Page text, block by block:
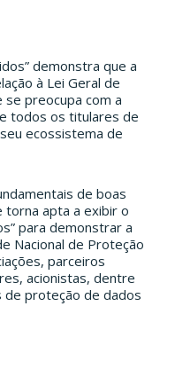
demonstra que a
à Lei Geral de
se preocupa com a
todos os titulares de
ecossistema de
de boas
torna apta a exibir o
para demonstrar a
Nacional de Proteção
parceiros
acionistas, dentre
proteção de dados